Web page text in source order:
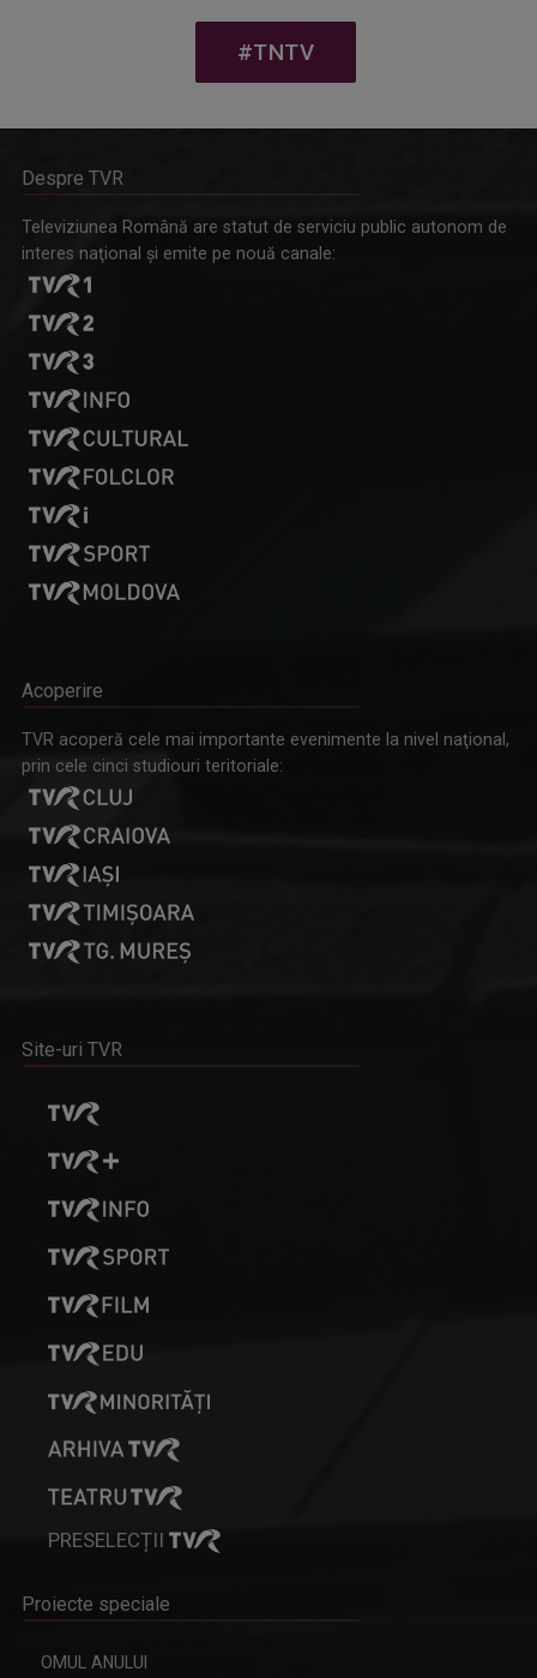
prin piesa „Ultima oră”, o montare de colecție, din 1979
#TNTV
Despre TVR
Televiziunea Română are statut de serviciu public autonom de
interes naţional şi emite pe nouă canale:
Acoperire
TVR acoperă cele mai importante evenimente la nivel naţional,
prin cele cinci studiouri teritoriale:
Site-uri TVR
PRESELECȚII
Proiecte speciale
OMUL ANULUI